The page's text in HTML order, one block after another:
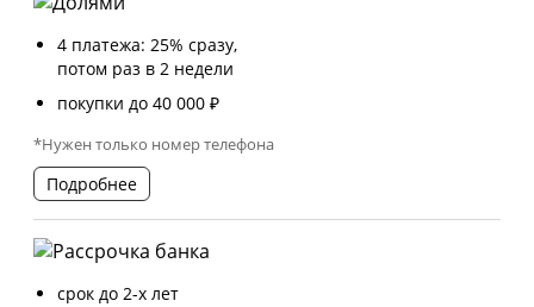
4 платежа: 25% сразу,
потом раз в 2 недели
покупки до 40 000 ₽
*Нужен только номер телефона
Подробнее
срок до 2-х лет